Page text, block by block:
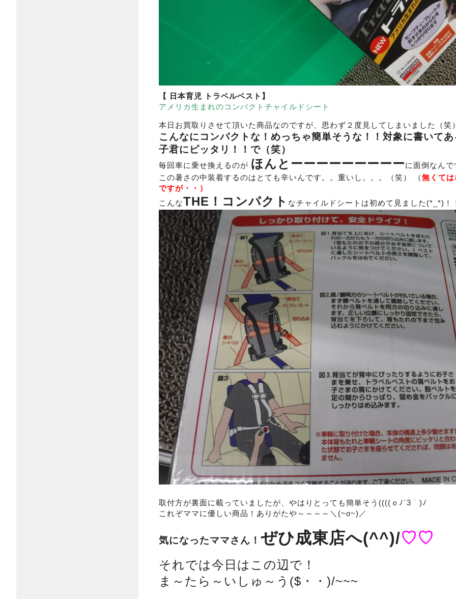
【 日本育児 トラベルベスト】
アメリカ生まれのコンパクトチャイルドシート
本日お買取りさせて頂いた商品なのですが、思わず２度見してしまいました（笑
こんなにコンパクトな！めっちゃ簡単そうな！！対象に書いて
子君にピッタリ！！で（笑）
毎回車に乗せ換えるのが ほんとーーーーーーーーーに面倒なん
この暑さの中装着するのはとても辛いんです。。重いし。。。（笑） （無くて
ですが・・）
こんなTHE！コンパクト なチャイルドシートは初めて見ました(*_*)！
取付方が裏面に載っていましたが、やはりとっても簡単そう((((ｏﾉ´3｀)ﾉ
これぞママに優しい商品！ありがたや～～～～＼(~o~)／
気になったママさん！ ぜひ成東店へ(^^)/♡♡
それでは今日はこの辺で！
ま～たら～いしゅ～う($・・)/~~~